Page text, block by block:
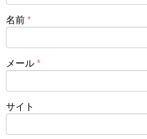
名前 *
メール *
サイト